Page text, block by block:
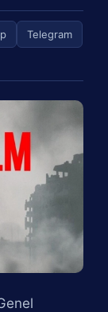
Telegram